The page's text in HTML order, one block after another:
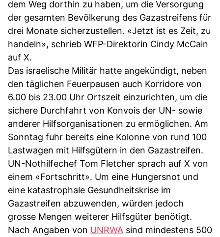
dem Weg dorthin zu haben, um die Versorgung
der gesamten Bevölkerung des Gazastreifens für
drei Monate sicherzustellen. «Jetzt ist es Zeit, zu
handeln», schrieb WFP-Direktorin Cindy McCain
auf X.
Das israelische Militär hatte angekündigt, neben
den täglichen Feuerpausen auch Korridore von
6.00 bis 23.00 Uhr Ortszeit einzurichten, um die
sichere Durchfahrt von Konvois der UN- sowie
anderer Hilfsorganisationen zu ermöglichen. Am
Sonntag fuhr bereits eine Kolonne von rund 100
Lastwagen mit Hilfsgütern in den Gazastreifen.
UN-Nothilfechef Tom Fletcher sprach auf X von
einem «Fortschritt». Um eine Hungersnot und
eine katastrophale Gesundheitskrise im
Gazastreifen abzuwenden, würden jedoch
grosse Mengen weiterer Hilfsgüter benötigt.
Nach Angaben von UNRWA sind mindestens 500